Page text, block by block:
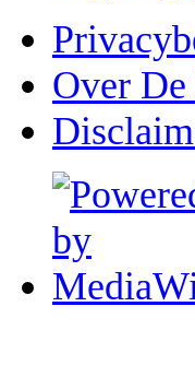
Over